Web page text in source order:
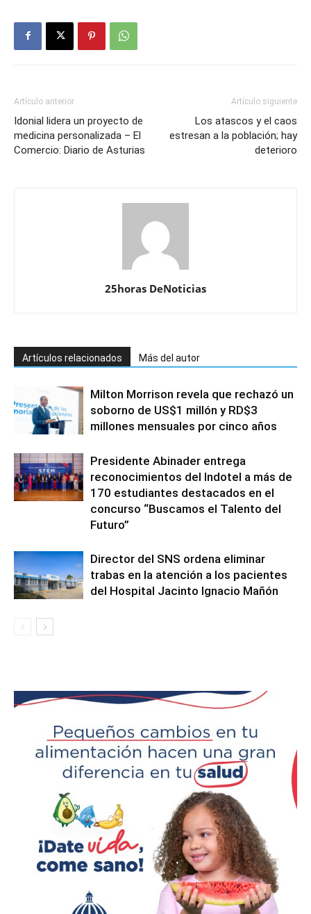
Artículo anterior
Idonial lidera un proyecto de
medicina personalizada – El
Comercio: Diario de Asturias
Artículo siguiente
Los atascos y el caos
estresan a la población; hay
deterioro
25horas DeNoticias
Artículos relacionados Más del autor
Milton Morrison revela que rechazó un
soborno de US$1 millón y RD$3
millones mensuales por cinco años
Presidente Abinader entrega
reconocimientos del Indotel a más de
170 estudiantes destacados en el
concurso “Buscamos el Talento del
Futuro”
Director del SNS ordena eliminar
trabas en la atención a los pacientes
del Hospital Jacinto Ignacio Mañón